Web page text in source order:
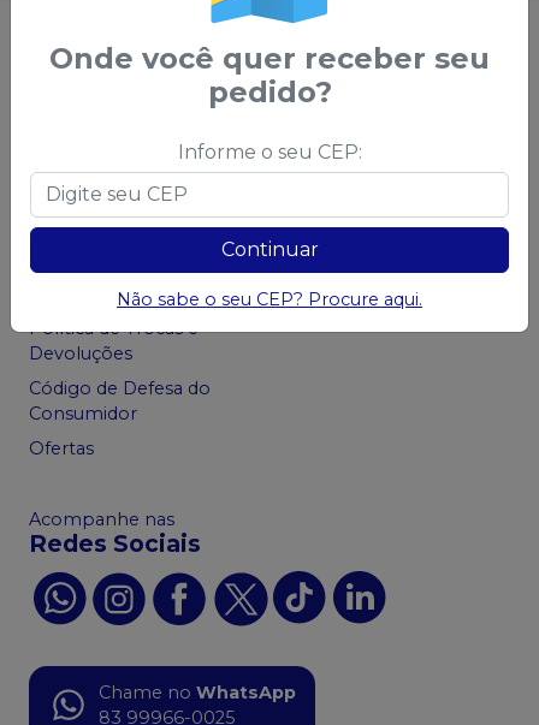
Central do Cliente
Sobre a Saudental
Política de Frete
Política de Trocas e
Devoluções
Código de Defesa do
Consumidor
Ofertas
Segurança
Política de Privacidade -
LGPD
Acompanhe nas
Redes Sociais
Chame no WhatsApp
83 99966-0025
Onde você quer receber seu
pedido?
Informe o seu CEP:
Continuar
Não sabe o seu CEP? Procure aqui.